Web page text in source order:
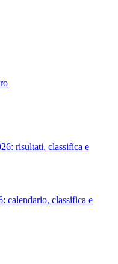
risultati, classifica e
calendario, classifica e